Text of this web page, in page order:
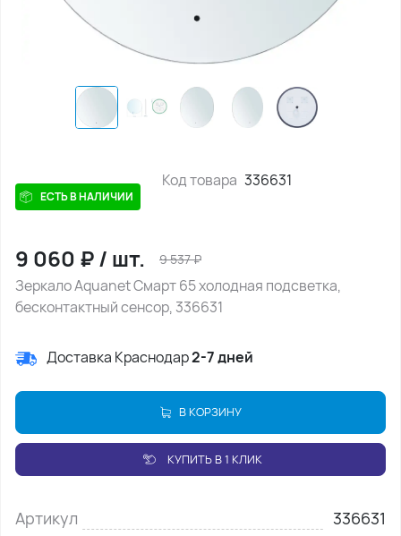
ЕСТЬ В НАЛИЧИИ
Код товара 336631
9 060 ₽/ шт. 9 537₽
Зеркало Aquanet Смарт 65 холодная подсветка,
бесконтактный сенсор, 336631
Доставка Краснодар2-7 дней
В КОРЗИНУ
КУПИТЬ В 1 КЛИК
Артикул
336631